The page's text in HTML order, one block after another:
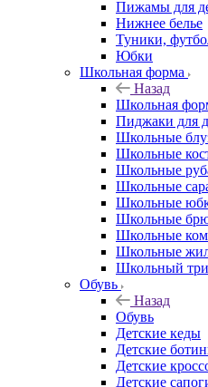
Пижамы для
Нижнее белье
Туники,
Юбки
Школьная форма
Назад
Школьная
Пиджаки для
Школьные
Школьные
Школьные
Школьные
Школьные
Школьные
Школьные
Школьные
Школьный
Обувь
Назад
Обувь
Детские кеды
Детские
Детские
Детские